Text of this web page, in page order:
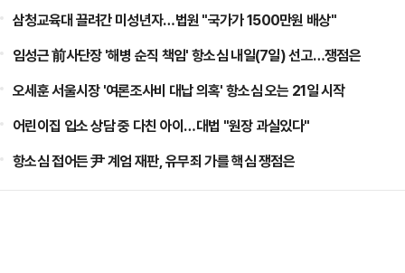
삼청교육대 끌려간 미성년자…법원 "국가가 1500만원 배상"
임성근 前사단장 '해병 순직 책임' 항소심 내일(7일) 선고…쟁점은
오세훈 서울시장 '여론조사비 대납 의혹' 항소심 오는 21일 시작
어린이집 입소 상담 중 다친 아이…대법 "원장 과실있다"
항소심 접어든 尹 계엄 재판, 유무죄 가를 핵심 쟁점은